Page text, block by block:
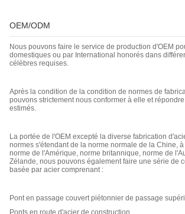
OEM/ODM
Nous pouvons faire le service de production d'OEM
domestiques ou par International honorés dans
célèbres requises.
Après la condition de la condition de normes de
pouvons strictement nous conformer à elle et
estimés.
La portée de l'OEM excepté la diverse fabrication
normes s'étendant de la norme normale de la Chine,
norme de l'Amérique, norme britannique, norme de
Zélande, nous pouvons également faire une série de
basée par acier comprenant :
Pont en passage couvert piétonnier de passage
Ponts en route d'acier de construction